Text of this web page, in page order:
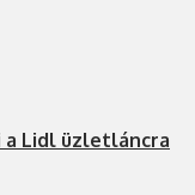
Lidl üzletláncra